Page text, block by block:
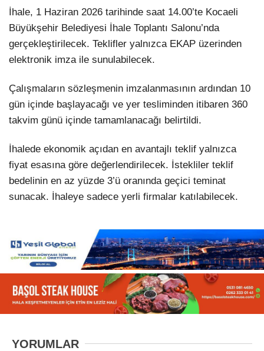
İhale, 1 Haziran 2026 tarihinde saat 14.00’te Kocaeli
Büyükşehir Belediyesi İhale Toplantı Salonu’nda
gerçekleştirilecek. Teklifler yalnızca EKAP üzerinden
elektronik imza ile sunulabilecek.
Çalışmaların sözleşmenin imzalanmasının ardından 10
gün içinde başlayacağı ve yer tesliminden itibaren 360
takvim günü içinde tamamlanacağı belirtildi.
İhalede ekonomik açıdan en avantajlı teklif yalnızca
fiyat esasına göre değerlendirilecek. İstekliler teklif
bedelinin en az yüzde 3’ü oranında geçici teminat
sunacak. İhaleye sadece yerli firmalar katılabilecek.
YORUMLAR